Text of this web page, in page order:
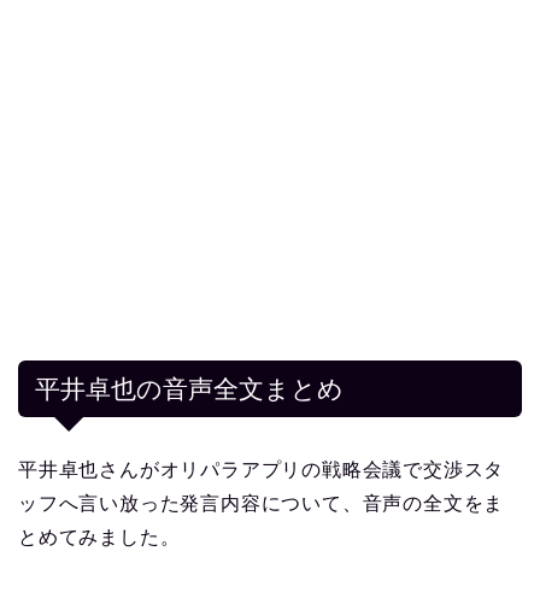
平井卓也の音声全文まとめ
平井卓也さんがオリパラアプリの戦略会議で交渉スタ
ッフへ言い放った発言内容について、音声の全文をま
とめてみました。